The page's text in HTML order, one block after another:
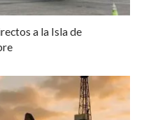
a la Isla de